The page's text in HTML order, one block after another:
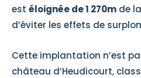
est éloignée de 1 270m de
d’éviter les effets de
Cette implantation n’est
château d’Heudicourt,